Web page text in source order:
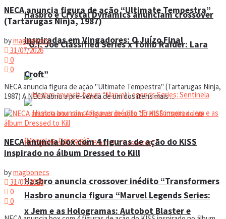
inspiradas em Vingadores: O Juízo Final
Hasbro anuncia figura “Marvel Legends Series:
Hasbro e Crystal Dynamics anunciam crossover
“G.I. Joe Classified Series x Tomb Raider: Lara
Croft”
Hasbro anuncia crossover inédito “Transformers
x Jem e as Hologramas: Autobot Blaster e
NECA anuncia figura de ação “Ultimate Tempestra”
(Tartarugas Ninja, 1987)
bymagbonecs
31/07/2026
0
0
NECA anuncia figura de ação "Ultimate Tempestra" (Tartarugas Ninja,
1987) A NECA abriu a pré-venda de um dos itens mais ...
NECA anuncia box com 4 figuras de ação do KISS
inspirado no álbum Dressed to Kill
bymagbonecs
31/07/2026
0
0